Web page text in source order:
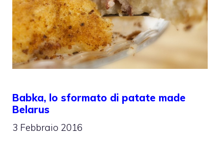
Babka, lo sformato di patate made
Belarus
3 Febbraio 2016